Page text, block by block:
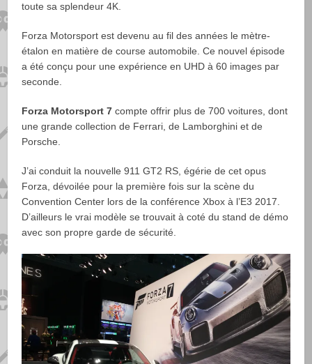
toute sa splendeur 4K.
Forza Motorsport est devenu au fil des années le mètre-
étalon en matière de course automobile. Ce nouvel épisode
a été conçu pour une expérience en UHD à 60 images par
seconde.
Forza Motorsport 7 compte offrir plus de 700 voitures, dont
une grande collection de Ferrari, de Lamborghini et de
Porsche.
J’ai conduit la nouvelle 911 GT2 RS, égérie de cet opus
Forza, dévoilée pour la première fois sur la scène du
Convention Center lors de la conférence Xbox à l’E3 2017.
D’ailleurs le vrai modèle se trouvait à coté du stand de démo
avec son propre garde de sécurité.